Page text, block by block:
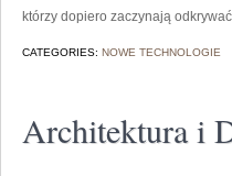
którzy dopiero zaczynają
CATEGORIES: NOWE TECHNOLOGIE
Architektura i